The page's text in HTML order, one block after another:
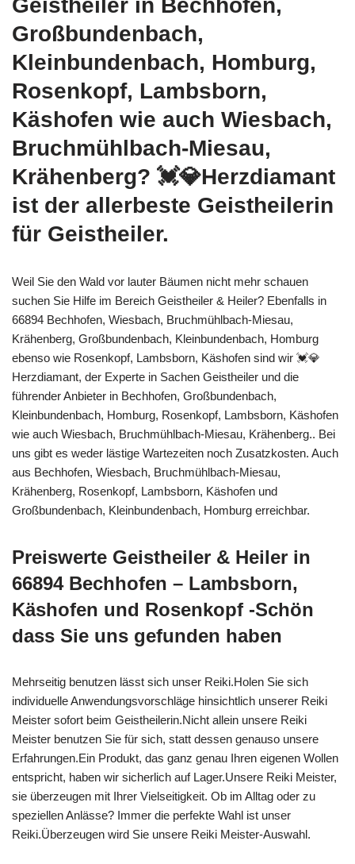
Geistheiler in Bechhofen,
Großbundenbach,
Kleinbundenbach, Homburg,
Rosenkopf, Lambsborn,
Käshofen wie auch Wiesbach,
Bruchmühlbach-Miesau,
Krähenberg? 💓️💎Herzdiamant
ist der allerbeste Geistheilerin
für Geistheiler.
Weil Sie den Wald vor lauter Bäumen nicht mehr schauen
suchen Sie Hilfe im Bereich Geistheiler & Heiler? Ebenfalls in
66894 Bechhofen, Wiesbach, Bruchmühlbach-Miesau,
Krähenberg, Großbundenbach, Kleinbundenbach, Homburg
ebenso wie Rosenkopf, Lambsborn, Käshofen sind wir 💓️💎
Herzdiamant, der Experte in Sachen Geistheiler und die
führender Anbieter in Bechhofen, Großbundenbach,
Kleinbundenbach, Homburg, Rosenkopf, Lambsborn, Käshofen
wie auch Wiesbach, Bruchmühlbach-Miesau, Krähenberg.. Bei
uns gibt es weder lästige Wartezeiten noch Zusatzkosten. Auch
aus Bechhofen, Wiesbach, Bruchmühlbach-Miesau,
Krähenberg, Rosenkopf, Lambsborn, Käshofen und
Großbundenbach, Kleinbundenbach, Homburg erreichbar.
Preiswerte Geistheiler & Heiler in
66894 Bechhofen – Lambsborn,
Käshofen und Rosenkopf -Schön
dass Sie uns gefunden haben
Mehrseitig benutzen lässt sich unser Reiki.Holen Sie sich
individuelle Anwendungsvorschläge hinsichtlich unserer Reiki
Meister sofort beim Geistheilerin.Nicht allein unsere Reiki
Meister benutzen Sie für sich, statt dessen genauso unsere
Erfahrungen.Ein Produkt, das ganz genau Ihren eigenen Wollen
entspricht, haben wir sicherlich auf Lager.Unsere Reiki Meister,
sie überzeugen mit Ihrer Vielseitigkeit. Ob im Alltag oder zu
speziellen Anlässe? Immer die perfekte Wahl ist unser
Reiki.Überzeugen wird Sie unsere Reiki Meister-Auswahl.